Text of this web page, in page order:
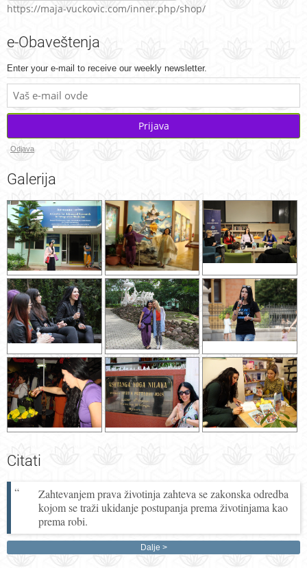
https://maja-vuckovic.com/inner.php/shop/
e-Obaveštenja
Enter your e-mail to receive our weekly newsletter.
Prijava
Odjava
Galerija
Citati
Zahtevanjem prava životinja zahteva se zakonska odredba
kojom se traži ukidanje postupanja prema životinjama kao
prema robi.
Dalje